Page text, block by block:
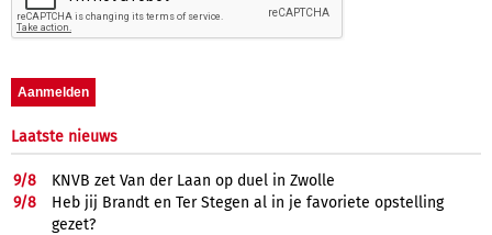
Laatste nieuws
9/8
KNVB zet Van der Laan op duel in Zwolle
9/8
Heb jij Brandt en Ter Stegen al in je favoriete opstelling
gezet?